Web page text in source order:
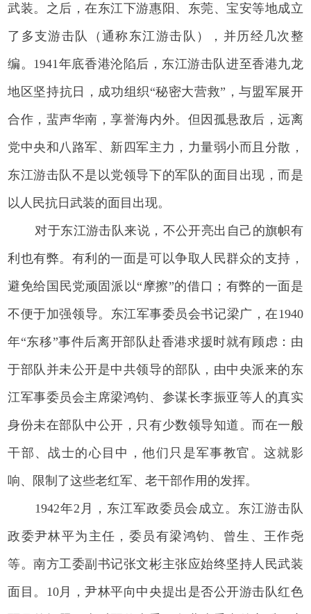
武装。之后，在东江下游惠阳、东莞、宝安等地成立
了多支游击队（通称东江游击队），并历经几次整
编。1941年底香港沦陷后，东江游击队进至香港九龙
地区坚持抗日，成功组织“秘密大营救”，与盟军展开
合作，蜚声华南，享誉海内外。但因孤悬敌后，远离
党中央和八路军、新四军主力，力量弱小而且分散，
东江游击队不是以党领导下的军队的面目出现，而是
以人民抗日武装的面目出现。
对于东江游击队来说，不公开亮出自己的旗帜有
利也有弊。有利的一面是可以争取人民群众的支持，
避免给国民党顽固派以“摩擦”的借口；有弊的一面是
不便于加强领导。东江军事委员会书记梁广，在1940
年“东移”事件后离开部队赴香港求援时就有顾虑：由
于部队并未公开是中共领导的部队，由中央派来的东
江军事委员会主席梁鸿钧、参谋长李振亚等人的真实
身份未在部队中公开，只有少数领导知道。而在一般
干部、战士的心目中，他们只是军事教官。这就影
响、限制了这些老红军、老干部作用的发挥。
1942年2月，东江军政委员会成立。东江游击队
政委尹林平为主任，委员有梁鸿钧、曾生、王作尧
等。南方工委副书记张文彬主张应始终坚持人民武装
面目。10月，尹林平向中央提出是否公开游击队红色